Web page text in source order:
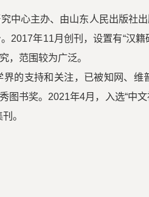
中心主办、由山东人民出版社
年11月创刊，设置有“汉籍
，范围较为广泛。
界的支持和关注，已被知网、
图书奖。2021年4月，入选“中
。